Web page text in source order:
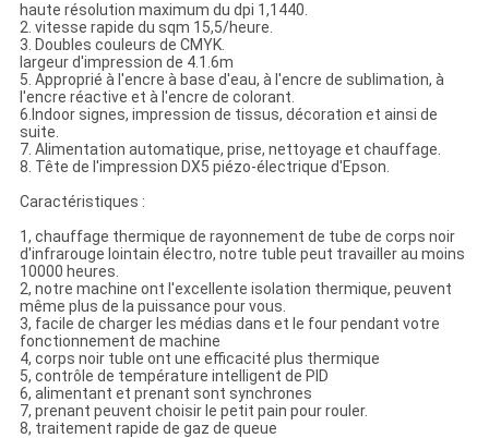
haute résolution maximum du dpi 1,1440.
2. vitesse rapide du sqm 15,5/heure.
3. Doubles couleurs de CMYK.
largeur d'impression de 4.1.6m
5. Approprié à l'encre à base d'eau, à l'encre de sublimation, à
l'encre réactive et à l'encre de colorant.
6.Indoor signes, impression de tissus, décoration et ainsi de
suite.
7. Alimentation automatique, prise, nettoyage et chauffage.
8. Tête de l'impression DX5 piézo-électrique d'Epson.
Caractéristiques :
1, chauffage thermique de rayonnement de tube de corps noir
d'infrarouge lointain électro, notre tuble peut travailler au moins
10000 heures.
2, notre machine ont l'excellente isolation thermique, peuvent
même plus de la puissance pour vous.
3, facile de charger les médias dans et le four pendant votre
fonctionnement de machine
4, corps noir tuble ont une efficacité plus thermique
5, contrôle de température intelligent de PID
6, alimentant et prenant sont synchrones
7, prenant peuvent choisir le petit pain pour rouler.
8, traitement rapide de gaz de queue